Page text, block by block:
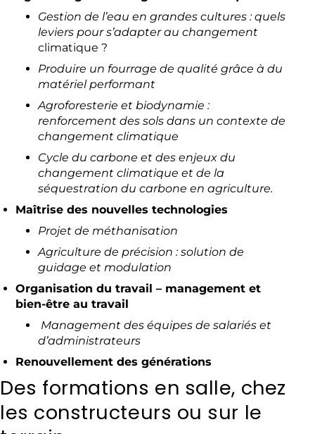
Gestion de l’eau en grandes cultures : quels
leviers pour s’adapter au changement
climatique ?
Produire un fourrage de qualité grâce à du
matériel performant
Agroforesterie et biodynamie :
renforcement des sols dans un contexte de
changement climatique
Cycle du carbone et des enjeux du
changement climatique et de la
séquestration du carbone en agriculture.
Maîtrise des nouvelles technologies
Projet de méthanisation
Agriculture de précision : solution de
guidage et modulation
Organisation du travail – management et
bien-être au travail
Management des équipes de salariés et
d’administrateurs
Renouvellement des générations
Des formations en salle, chez
les constructeurs ou sur le